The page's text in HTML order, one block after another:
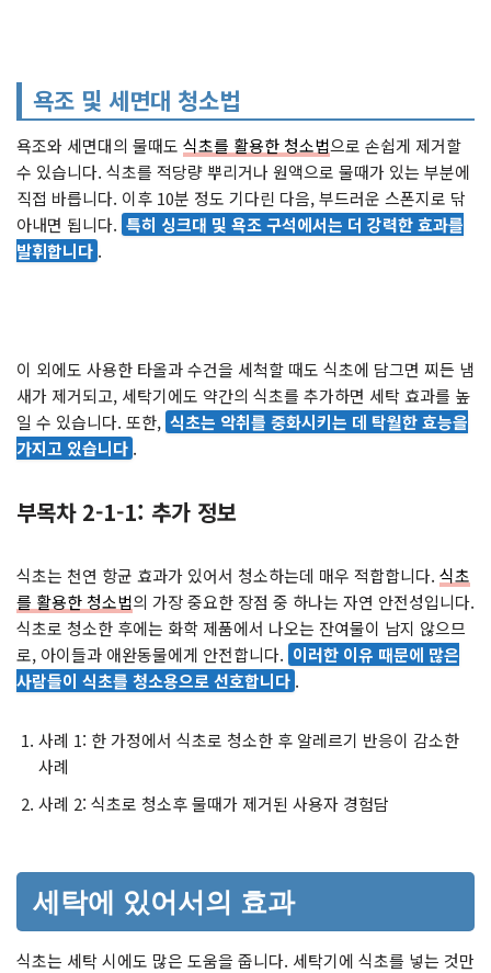
욕조 및 세면대 청소법
욕조와 세면대의 물때도 식초를 활용한 청소법으로 손쉽게 제거할
수 있습니다. 식초를 적당량 뿌리거나 원액으로 물때가 있는 부분에
직접 바릅니다. 이후 10분 정도 기다린 다음, 부드러운 스폰지로 닦
아내면 됩니다. 특히 싱크대 및 욕조 구석에서는 더 강력한 효과를
발휘합니다 .
이 외에도 사용한 타올과 수건을 세척할 때도 식초에 담그면 찌든 냄
새가 제거되고, 세탁기에도 약간의 식초를 추가하면 세탁 효과를 높
일 수 있습니다. 또한, 식초는 악취를 중화시키는 데 탁월한 효능을
가지고 있습니다 .
부목차 2-1-1: 추가 정보
식초는 천연 항균 효과가 있어서 청소하는데 매우 적합합니다. 식초
를 활용한 청소법의 가장 중요한 장점 중 하나는 자연 안전성입니다.
식초로 청소한 후에는 화학 제품에서 나오는 잔여물이 남지 않으므
로, 아이들과 애완동물에게 안전합니다. 이러한 이유 때문에 많은
사람들이 식초를 청소용으로 선호합니다 .
사례 1: 한 가정에서 식초로 청소한 후 알레르기 반응이 감소한
사례
사례 2: 식초로 청소후 물때가 제거된 사용자 경험담
세탁에 있어서의 효과
식초는 세탁 시에도 많은 도움을 줍니다. 세탁기에 식초를 넣는 것만